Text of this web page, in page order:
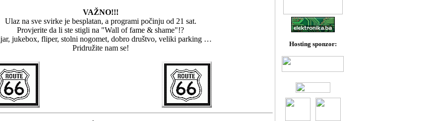
VAŽNO!!!
Ulaz na sve svirke je besplatan, a programi počinju od 21 sat.
Provjerite da li ste stigli na "Wall of fame & shame"!?
jukebox, fliper, stolni nogomet, dobro društvo, veliki parking …
Pridružite nam se!
Hosting sponzor: